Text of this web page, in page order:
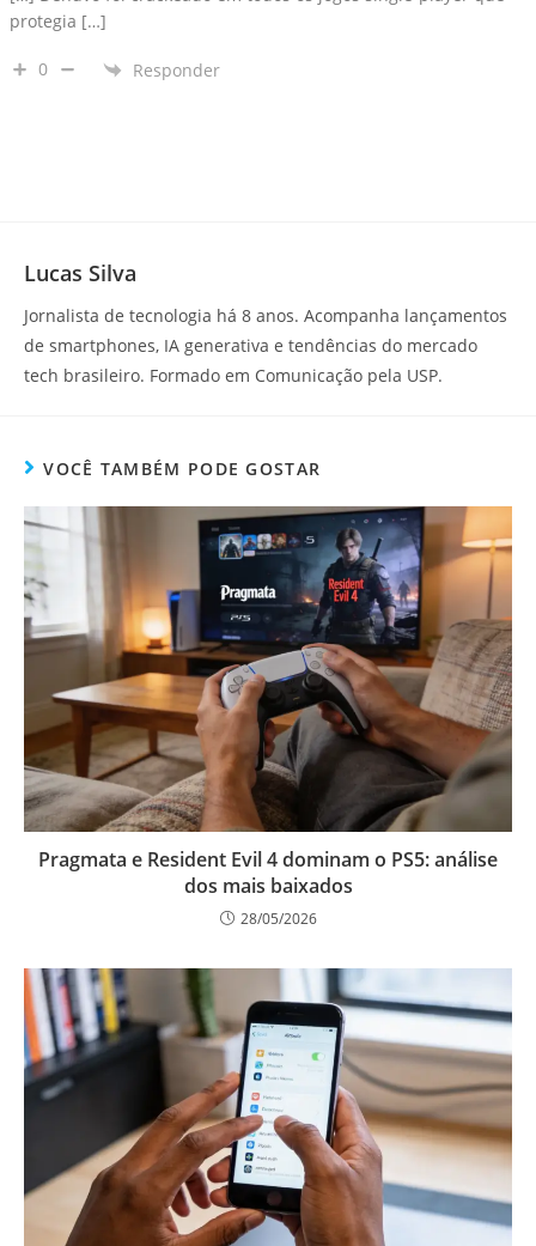
protegia […]
0 Responder
Lucas Silva
Jornalista de tecnologia há 8 anos. Acompanha lançamentos
de smartphones, IA generativa e tendências do mercado
tech brasileiro. Formado em Comunicação pela USP.
VOCÊ TAMBÉM PODE GOSTAR
Pragmata e Resident Evil 4 dominam o PS5: análise
dos mais baixados
28/05/2026